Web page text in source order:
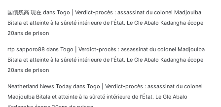
国債残高 現在 dans Togo | Verdict-procès : assassinat du colonel Madjoulba
Bitala et atteinte à la sûreté intérieure de l’État. Le Gle Abalo Kadangha écope
20ans de prison
rtp sapporo88 dans Togo | Verdict-procès : assassinat du colonel Madjoulba
Bitala et atteinte à la sûreté intérieure de l’État. Le Gle Abalo Kadangha écope
20ans de prison
Neatherland News Today dans Togo | Verdict-procès : assassinat du colonel
Madjoulba Bitala et atteinte à la sûreté intérieure de l’État. Le Gle Abalo